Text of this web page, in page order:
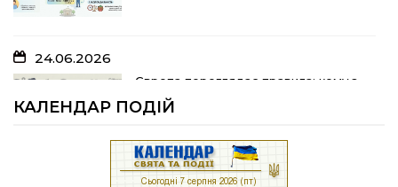
05.07.2026
Шлях до тебе
24.06.2026
Європа переглядає правила: кому з
українських біженців можуть
відмовити у захисті
КАЛЕНДАР ПОДІЙ